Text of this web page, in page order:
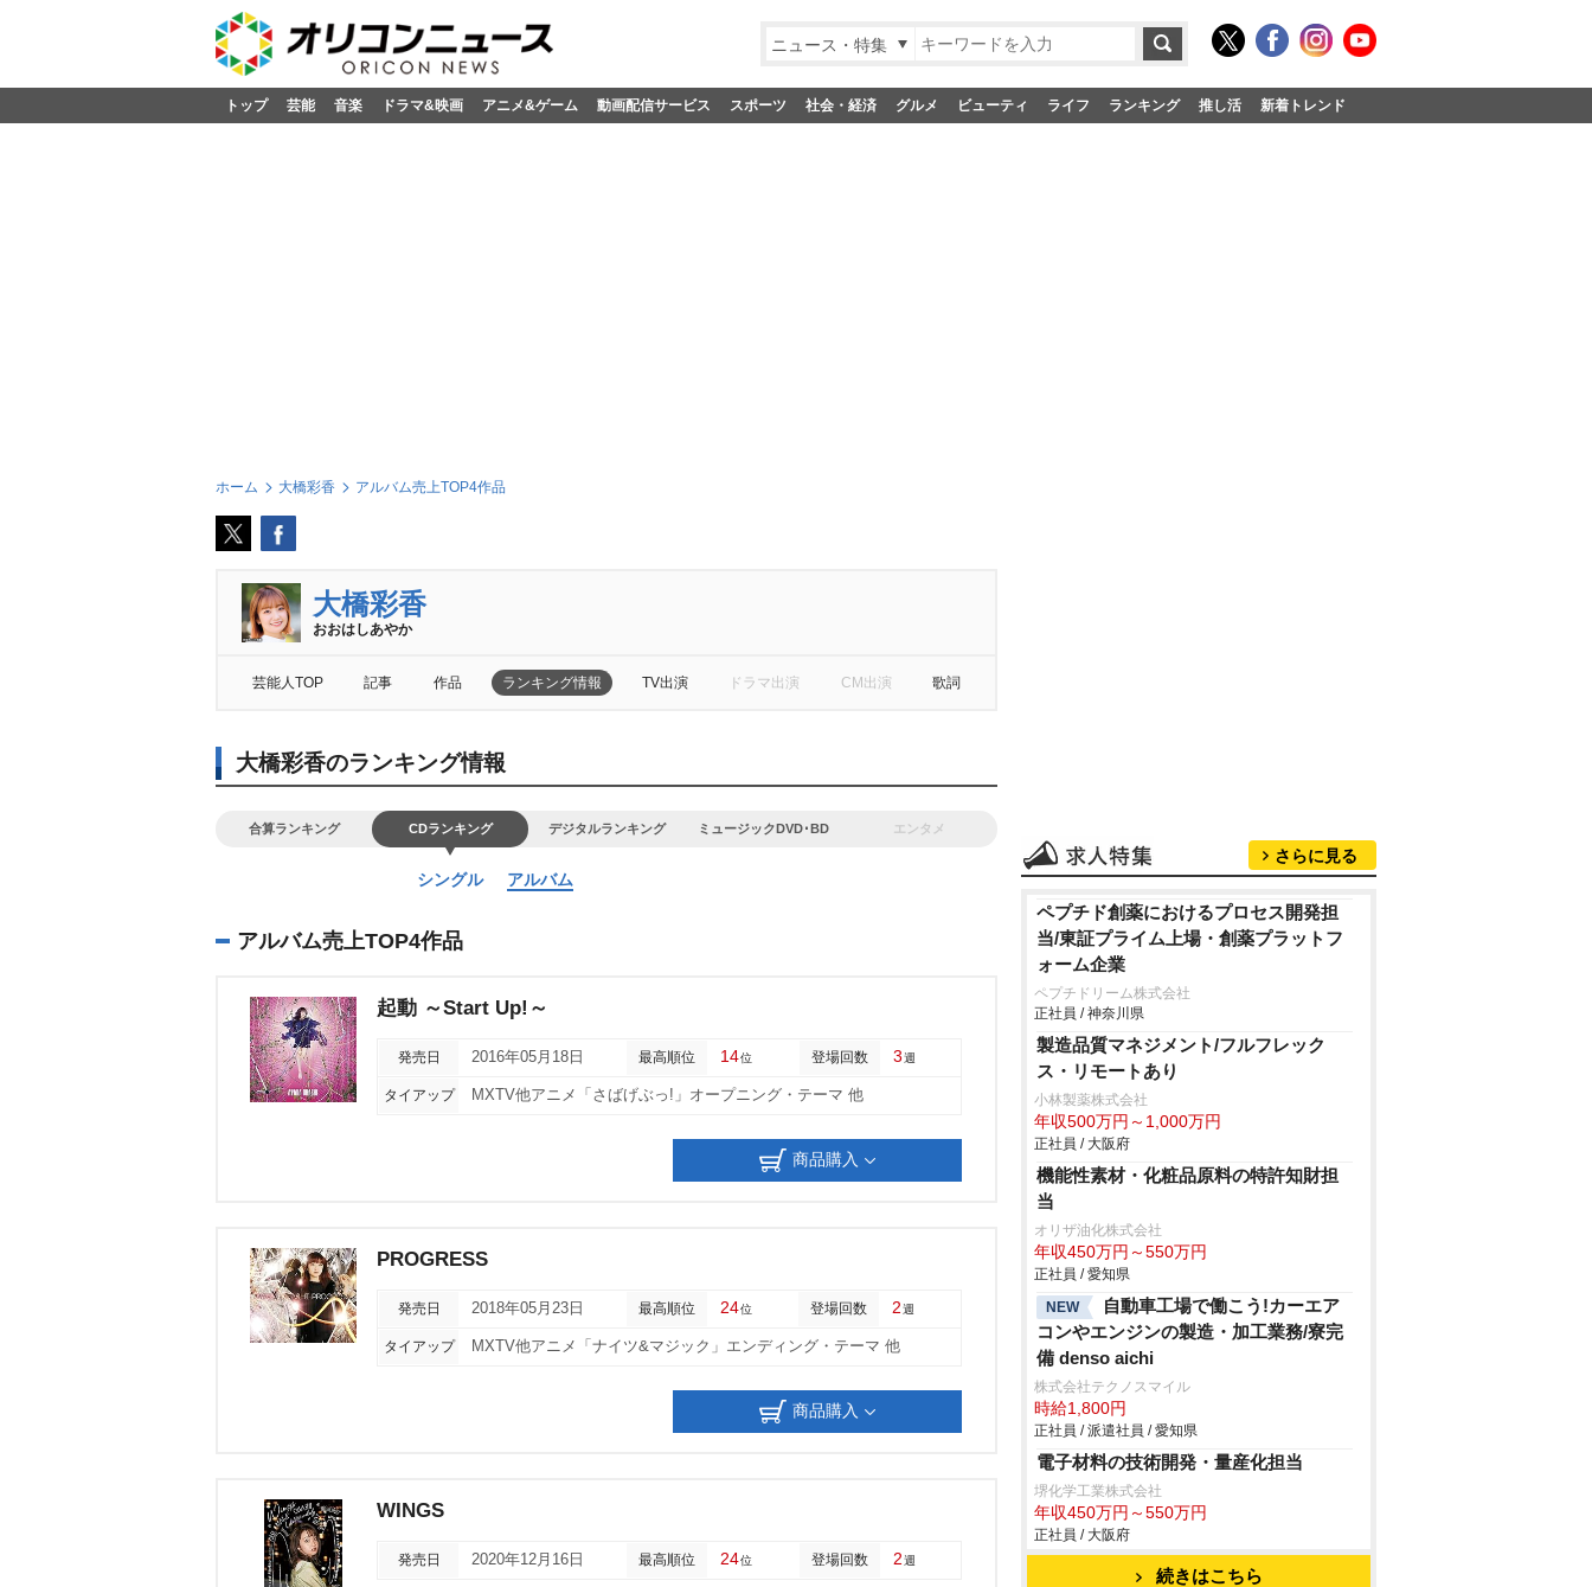
ニュース・特集
トップ 芸能 音楽 ドラマ&映画 アニメ&ゲーム 動画配信サービス スポーツ 社会・経済 グルメ ビューティ ライフ ランキング 推し活 新着トレンド
ホーム 大橋彩香 アルバム売上TOP4作品
大橋彩香
おおはしあやか
芸能人TOP 記事 作品 ランキング情報 TV出演 ドラマ出演 CM出演 歌詞
大橋彩香のランキング情報
合算ランキング CDランキング デジタルランキング ミュージックDVD･BD エンタメ
シングル アルバム
アルバム売上TOP4作品
起動 ～Start Up!～
発売日 2016年05月18日 最高順位 14位 登場回数 3週
タイアップ MXTV他アニメ「さばげぶっ!」オープニング・テーマ 他
商品購入
PROGRESS
発売日 2018年05月23日 最高順位 24位 登場回数 2週
タイアップ MXTV他アニメ「ナイツ&マジック」エンディング・テーマ 他
商品購入
WINGS
発売日 2020年12月16日 最高順位 24位 登場回数 2週
さらに見る
ペプチド創薬におけるプロセス開発担
当/東証プライム上場・創薬プラットフ
ォーム企業
ペプチドリーム株式会社
正社員 / 神奈川県
製造品質マネジメント/フルフレック
ス・リモートあり
小林製薬株式会社
年収500万円～1,000万円
正社員 / 大阪府
機能性素材・化粧品原料の特許知財担
当
オリザ油化株式会社
年収450万円～550万円
正社員 / 愛知県
NEW
自動車工場で働こう!カーエア
コンやエンジンの製造・加工業務/寮完
備 denso aichi
株式会社テクノスマイル
時給1,800円
正社員 / 派遣社員 / 愛知県
電子材料の技術開発・量産化担当
堺化学工業株式会社
年収450万円～550万円
正社員 / 大阪府
続きはこちら